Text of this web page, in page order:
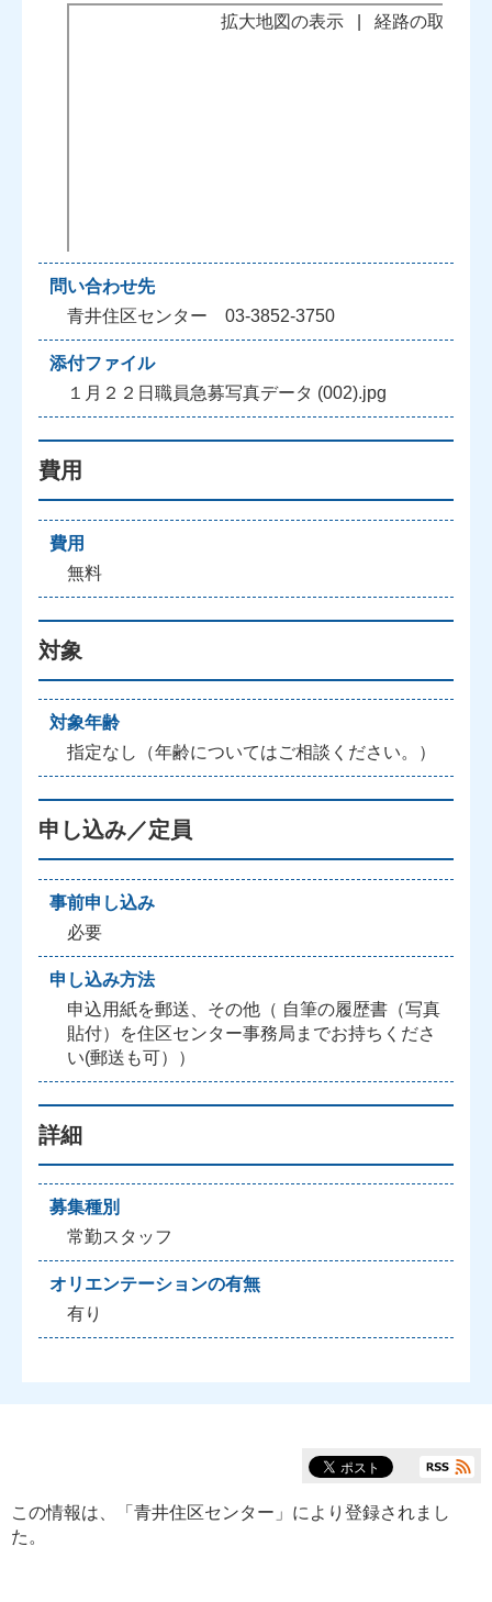
拡大地図の表示
経路の取得
問い合わせ先
青井住区センター 03-3852-3750
添付ファイル
１月２２日職員急募写真データ (002).jpg
費用
費用
無料
対象
対象年齢
指定なし（年齢についてはご相談ください。）
申し込み／定員
事前申し込み
必要
申し込み方法
申込用紙を郵送、その他（ 自筆の履歴書（写真
貼付）を住区センター事務局までお持ちくださ
い(郵送も可））
詳細
募集種別
常勤スタッフ
オリエンテーションの有無
有り
この情報は、「 青井住区センター 」により登録されまし
た。